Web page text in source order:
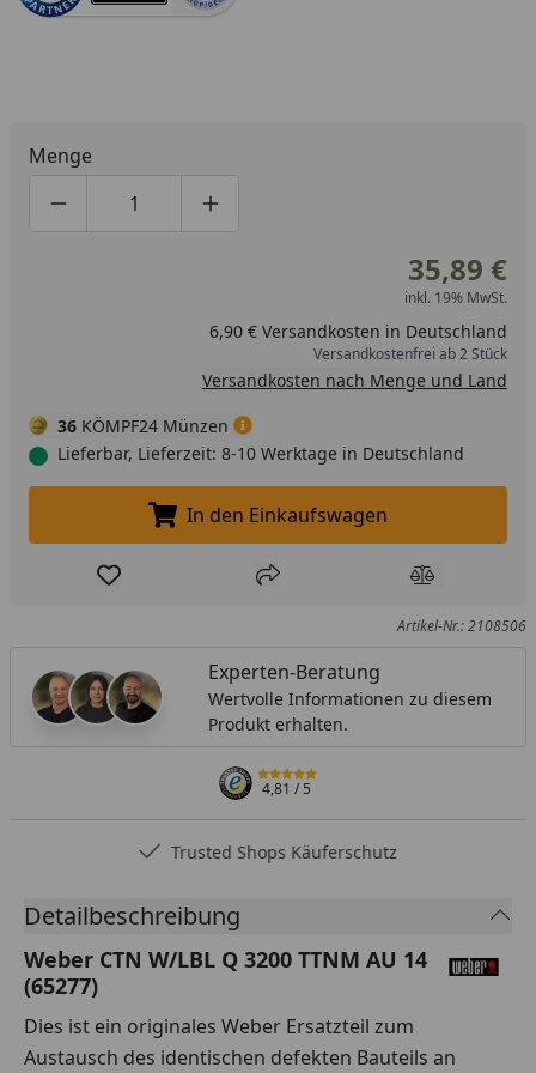
Menge
Produktmenge um eins verringern
Produktmenge manuell eingeben
Produktmenge um eins erhöhen
35,89 €
inkl. 19% MwSt.
6,90 € Versandkosten in Deutschland
Versandkostenfrei ab 2 Stück
Versandkosten nach Menge und Land
36 KÖMPF24 Münzen
Lieferbar, Lieferzeit: 8-10 Werktage in Deutschland
In den Einkaufswagen legen
In den Einkaufswagen
Produkt zur Wunschliste hinzufügen
Teilen Produkt
Artikel-Nr.: 2108506
Experten-Beratung
Wertvolle Informationen zu diesem
Produkt erhalten.
4,81/ 5
Trusted Shops Käuferschutz
Detailbeschreibung
Weber CTN W/LBL Q 3200 TTNM AU 14
(65277)
Dies ist ein originales Weber Ersatzteil zum
Austausch des identischen defekten Bauteils an